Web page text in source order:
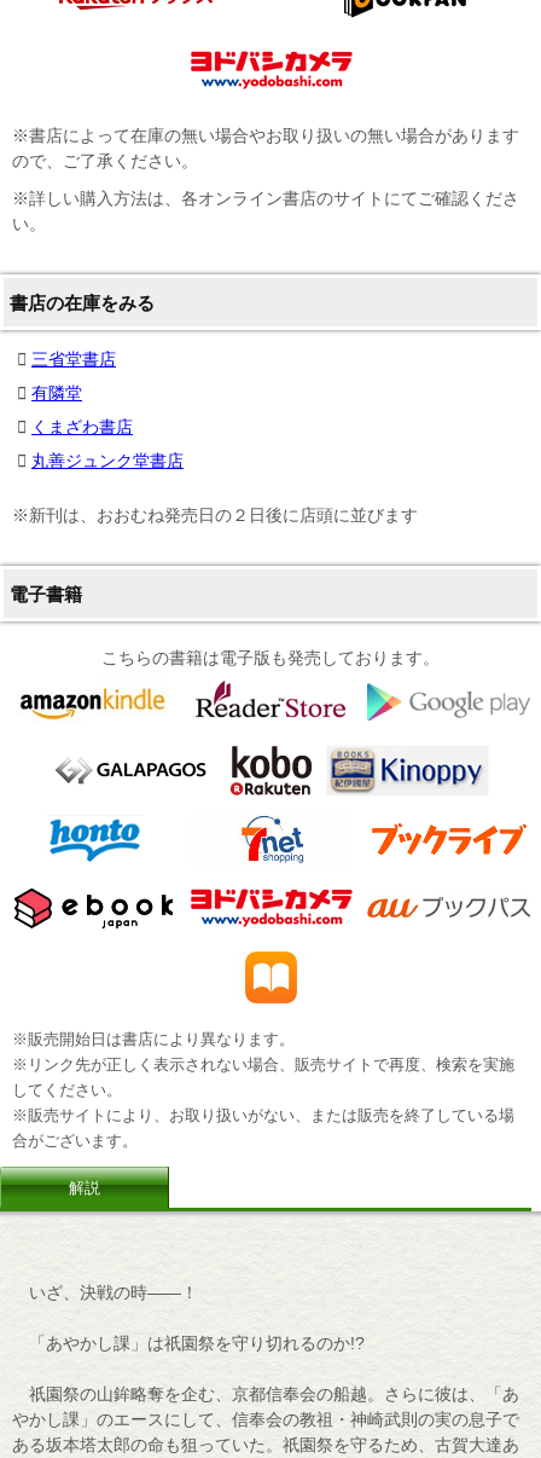
※書店によって在庫の無い場合やお取り扱いの無い場合があります
ので、ご了承ください。
※詳しい購入方法は、各オンライン書店のサイトにてご確認くださ
い。
書店の在庫をみる
三省堂書店
有隣堂
くまざわ書店
丸善ジュンク堂書店
※新刊は、おおむね発売日の２日後に店頭に並びます
電子書籍
こちらの書籍は電子版も発売しております。
※販売開始日は書店により異なります。
※リンク先が正しく表示されない場合、販売サイトで再度、検索を実施
してください。
※販売サイトにより、お取り扱いがない、または販売を終了している場
合がございます。
解説
いざ、決戦の時――！
「あやかし課」は祇園祭を守り切れるのか!?
祇園祭の山鉾略奪を企む、京都信奉会の船越。さらに彼は、「あ
やかし課」のエースにして、信奉会の教祖・神崎武則の実の息子で
ある坂本塔太郎の命も狙っていた。祇園祭を守るため、古賀大達あ